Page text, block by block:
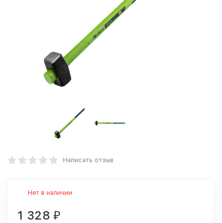
Написать отзыв
Нет в наличии
1 328 ₽